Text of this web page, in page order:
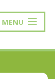
MENU